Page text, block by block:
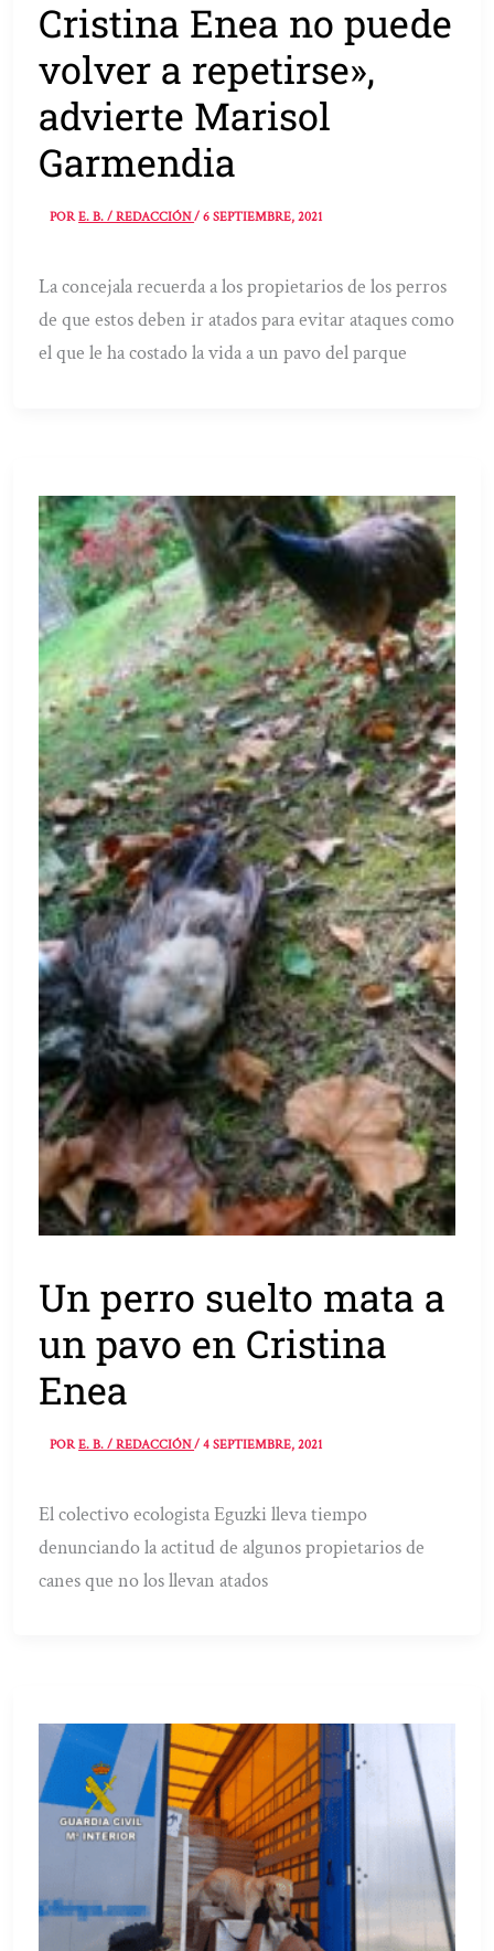
Cristina Enea no puede
volver a repetirse»,
advierte Marisol
Garmendia
PORE. B. / REDACCIÓN/6 SEPTIEMBRE, 2021
La concejala recuerda a los propietarios de los perros
de que estos deben ir atados para evitar ataques como
el que le ha costado la vida a un pavo del parque
Un perro suelto mata a
un pavo en Cristina
Enea
PORE. B. / REDACCIÓN/4 SEPTIEMBRE, 2021
El colectivo ecologista Eguzki lleva tiempo
denunciando la actitud de algunos propietarios de
canes que no los llevan atados